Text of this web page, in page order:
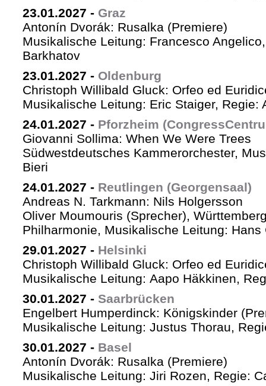
23.01.2027 - Graz
Antonín Dvorák: Rusalka (Premiere)
Musikalische Leitung: Francesco
Barkhatov
23.01.2027 - Oldenburg
Christoph Willibald Gluck: Orfeo ed
Musikalische Leitung: Eric Staiger, Regie:
24.01.2027 - Pforzheim
Giovanni Sollima: When We Were Trees
Südwestdeutsches Kammerorchester,
Bieri
24.01.2027 - Reutlingen (Georgensaal)
Andreas N. Tarkmann: Nils Holgersson
Oliver Moumouris (Sprecher),
Philharmonie, Musikalische Leitung: Hans
29.01.2027 - Helsinki
Christoph Willibald Gluck: Orfeo ed
Musikalische Leitung: Aapo Häkkinen,
30.01.2027 - Saarbrücken
Engelbert Humperdinck: Königskinder
Musikalische Leitung: Justus Thorau,
30.01.2027 - Basel
Antonín Dvorák: Rusalka (Premiere)
Musikalische Leitung: Jiri Rozen, Regie: